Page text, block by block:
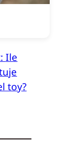
Ile
toy?